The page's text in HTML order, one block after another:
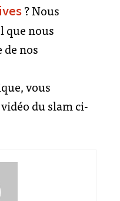
? Nous
que nous
nos
vous
du slam ci-